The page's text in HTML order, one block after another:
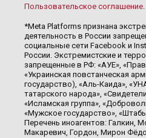
Пользовательское соглашение.
*Meta Platforms признана
деятельность в России
социальные сети Facebook и
России. Экстремистские и
запрещенные в РФ: «АУЕ»,
«Украинская повстанческая
государство), «Аль-Каида»,
татарского народа»,
«Исламская группа»,
«Мужское государство»,
Перечень иноагентов: Галкин,
Макаревич, Гордон, Мирон